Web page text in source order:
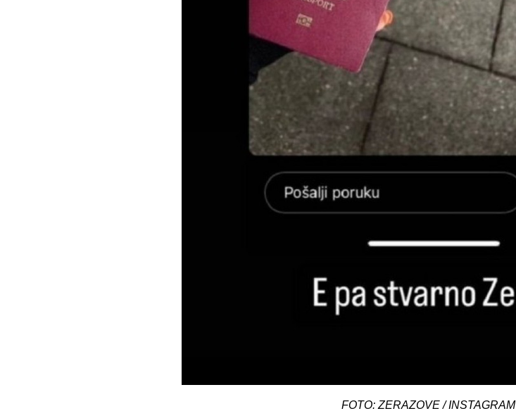
FOTO: ZERAZOVE / INSTAGRAM